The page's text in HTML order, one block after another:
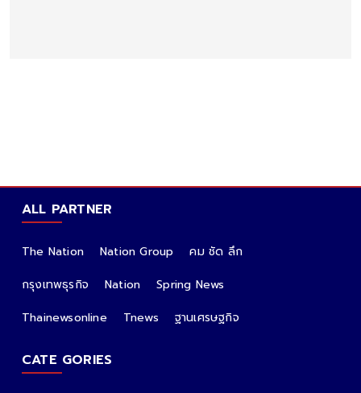
ALL PARTNER
The Nation Nation Group
คม ชัด ลึก
กรุงเทพธุรกิจ
Nation
Spring News
Thainewsonline
Tnews ฐานเศรษฐกิจ
CATE GORIES